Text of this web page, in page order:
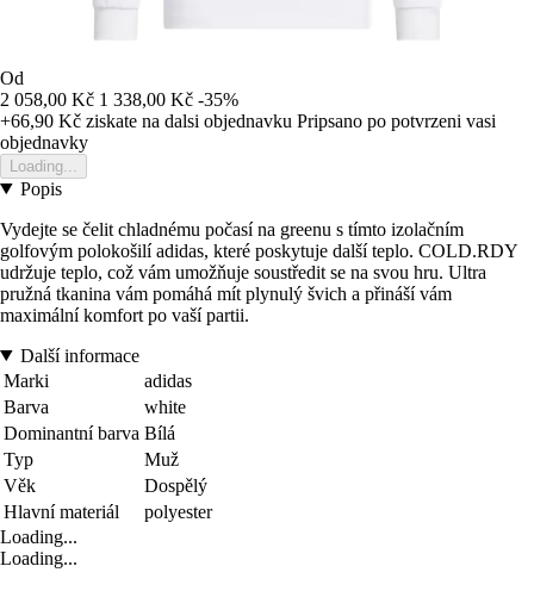
Od
2 058,00 Kč 1 338,00 Kč -35%
+66,90 Kč ziskate na dalsi objednavku Pripsano po potvrzeni vasi
objednavky
Loading...
Popis
Vydejte se čelit chladnému počasí na greenu s tímto izolačním
golfovým polokošilí adidas, které poskytuje další teplo. COLD.RDY
udržuje teplo, což vám umožňuje soustředit se na svou hru. Ultra
pružná tkanina vám pomáhá mít plynulý švich a přináší vám
maximální komfort po vaší partii.
Další informace
Marki
adidas
Barva
white
Dominantní barva Bílá
Typ
Muž
Věk
Dospělý
Hlavní materiál
polyester
Loading...
Loading...